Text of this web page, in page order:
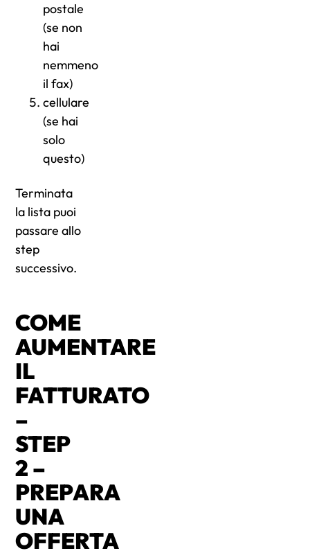
postale
(se non
hai
nemmeno
il fax)
cellulare
(se hai
solo
questo)
Terminata
la lista puoi
passare allo
step
successivo.
COME
AUMENTARE
IL
FATTURATO
–
STEP
2 –
PREPARA
UNA
OFFERTA